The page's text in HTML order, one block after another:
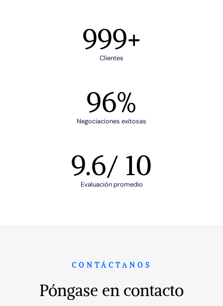
Clientes
999+
Negociaciones exitosas
96%
Evaluación promedio
9.6/ 10
CONTÁCTANOS
Póngase en contacto